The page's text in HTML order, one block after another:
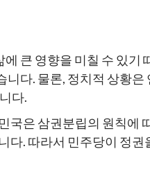
큰 영향을 미칠 수 있기
다. 물론, 정치적 상황
다.
은 삼권분립의 원칙에
. 따라서 민주당이 정